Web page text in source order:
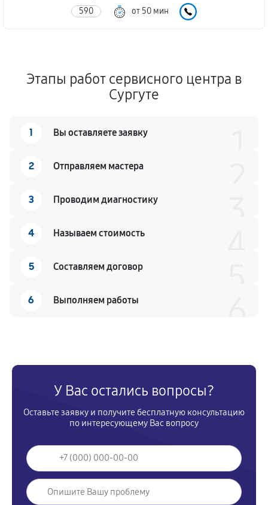
590 от 50 мин
Этапы работ сервисного центра в
Сургуте
1 Вы оставляете заявку
2 Отправляем мастера
3 Проводим диагностику
4 Называем стоимость
5 Составляем договор
6 Выполняем работы
У Вас остались вопросы?
Оставьте заявку и получите бесплатную консультацию
по интересующему Вас вопросу